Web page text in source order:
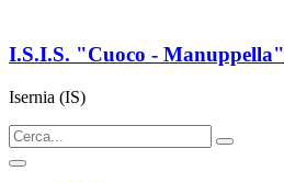
I.S.I.S. "Cuoco - Manuppella"
Isernia (IS)